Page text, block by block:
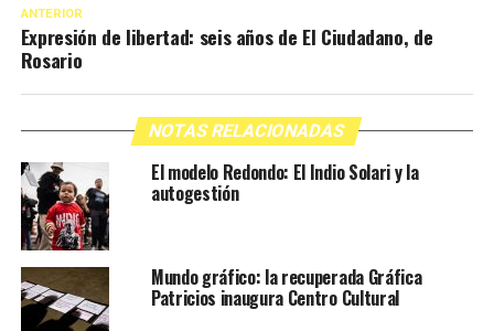
ANTERIOR
Expresión de libertad: seis años de El Ciudadano, de
Rosario
NOTAS RELACIONADAS
El modelo Redondo: El Indio Solari y la
autogestión
Mundo gráfico: la recuperada Gráfica
Patricios inaugura Centro Cultural